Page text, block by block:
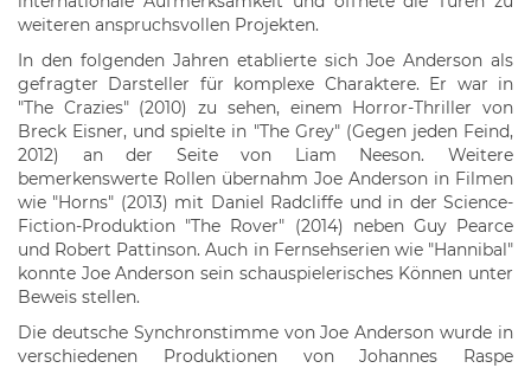
weiteren anspruchsvollen Projekten.
In den folgenden Jahren etablierte sich Joe Anderson als
gefragter Darsteller für komplexe Charaktere. Er war in
"The Crazies" (2010) zu sehen, einem Horror-Thriller von
Breck Eisner, und spielte in "The Grey" (Gegen jeden Feind,
2012) an der Seite von Liam Neeson. Weitere
bemerkenswerte Rollen übernahm Joe Anderson in Filmen
wie "Horns" (2013) mit Daniel Radcliffe und in der Science-
Fiction-Produktion "The Rover" (2014) neben Guy Pearce
und Robert Pattinson. Auch in Fernsehserien wie "Hannibal"
konnte Joe Anderson sein schauspielerisches Können unter
Beweis stellen.
Die deutsche Synchronstimme von Joe Anderson wurde in
verschiedenen Produktionen von Johannes Raspe